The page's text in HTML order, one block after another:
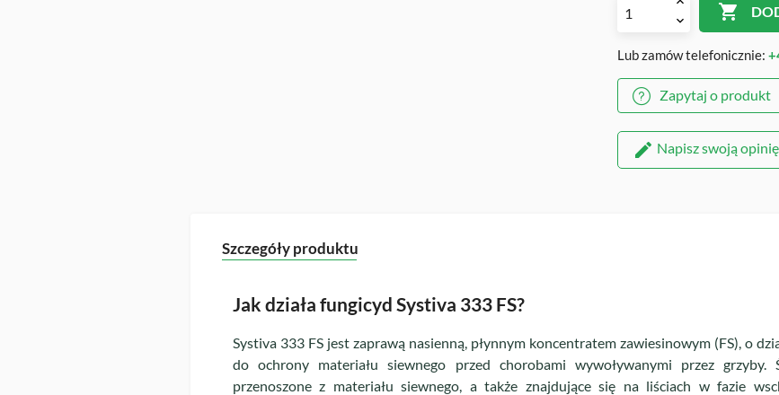

Lub zamów telefonicznie:
Zapytaj o produkt
Napisz swoją opinię
Szczegóły produktu
Jak działa fungicyd Systiva 333 FS?
Systiva 333 FS jest zaprawą nasienną, płynnym koncentratem zawiesinowym (FS), o
do ochrony materiału siewnego przed chorobami wywoływanymi przez grzyby.
przenoszone z materiału siewnego, a także znajdujące się na liściach w fazie